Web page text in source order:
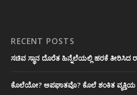
RECENT POSTS
ಸಚಿವ ಸ್ಥಾನ ದೊರೆತ ಹಿನ್ನೆಲೆಯಲ್ಲಿ ಹರಕೆ
ಕೊಲೆಯೋ? ಅಪಘಾತವೊ? ಕೊಲೆ ಶಂಕಿತ ವ್ಯಕ್ತಿಯ